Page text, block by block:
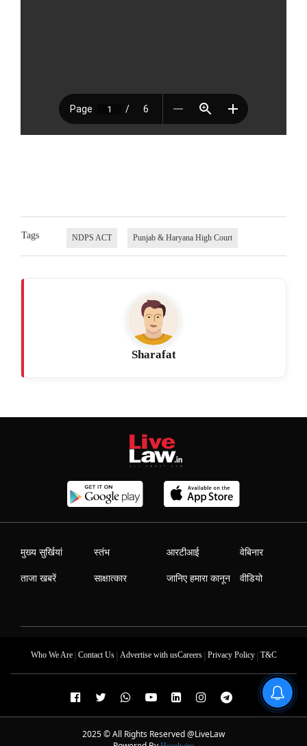
Tags NDPS ACT Punjab & Haryana High Court
Sharafat
मुख्य सुर्खियां
ताजा खबरें
स्तंभ
साक्षात्कार
आरटीआई
जानिए हमारा कानून
वेबिनार
वीडियो
Who We Are| Contact Us| Advertise with usCareers| Privacy Policy| T&C
2025 © All Rights Reserved @LiveLaw